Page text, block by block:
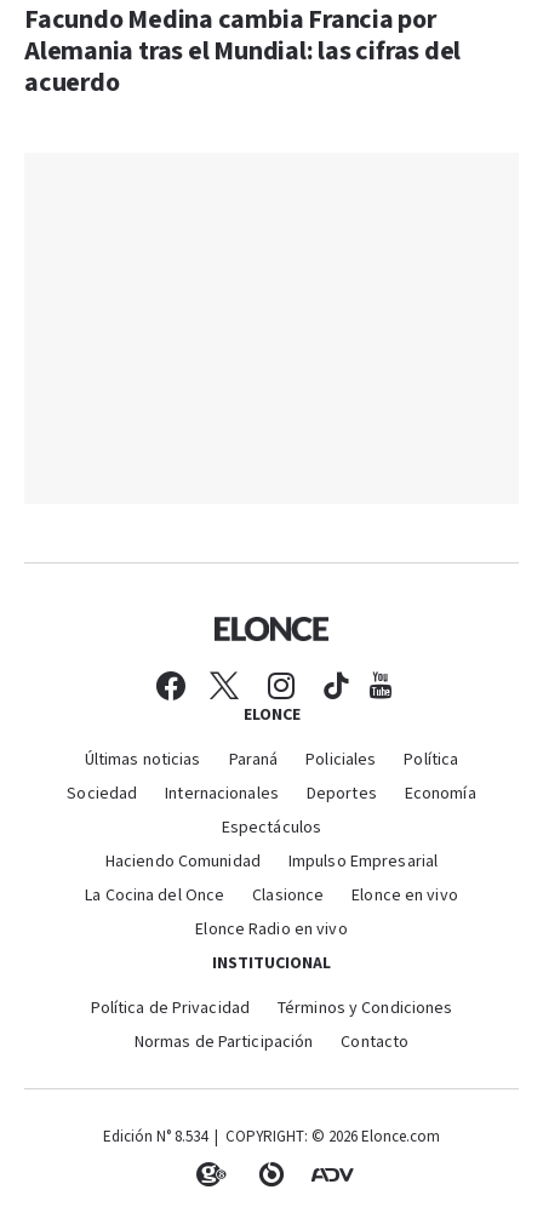
Facundo Medina cambia Francia por
Alemania tras el Mundial: las cifras del
acuerdo
ELONCE
Últimas noticias Paraná Policiales
Política
Sociedad
Internacionales Deportes
Economía
Espectáculos
Haciendo Comunidad
Impulso Empresarial
La Cocina del Once
Clasionce
Elonce en vivo
Elonce Radio en vivo
INSTITUCIONAL
Política de Privacidad
Términos y Condiciones
Normas de Participación
Contacto
Edición N° 8.534 | COPYRIGHT: © 2026 Elonce.com